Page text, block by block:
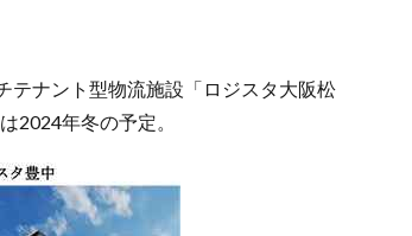
テナント型物流施設「ロジスタ大阪松
2024年冬の予定。